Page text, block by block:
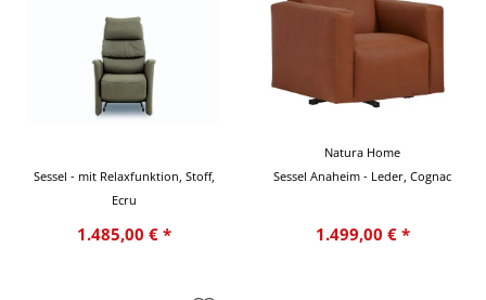
Sessel - mit Relaxfunktion, Stoff,
Ecru
1.485,00 € *
Natura Home
Sessel Anaheim - Leder, Cognac
1.499,00 € *